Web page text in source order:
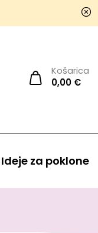
Košarica
0,00 €
Ideje za poklone